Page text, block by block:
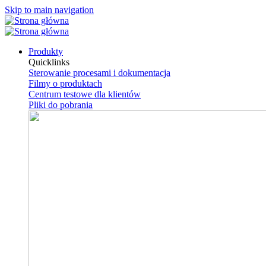
Skip to main navigation
Produkty
Quicklinks
Sterowanie procesami i dokumentacja
Filmy o produktach
Centrum testowe dla klientów
Pliki do pobrania